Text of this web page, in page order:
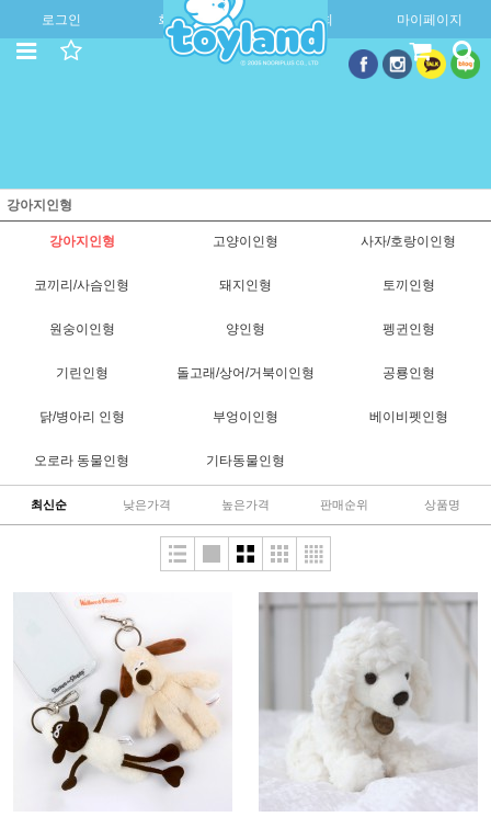
로그인 회원가입 주문조회 마이페이지
강아지인형
강아지인형 고양이인형 사자/호랑이인형
코끼리/사슴인형 돼지인형 토끼인형
원숭이인형 양인형 펭귄인형
기린인형 돌고래/상어/거북이인형 공룡인형
닭/병아리 인형 부엉이인형 베이비펫인형
오로라 동물인형 기타동물인형
최신순 낮은가격 높은가격 판매순위 상품명